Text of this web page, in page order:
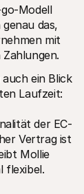
Modell
das,
mit
ein Blick
Laufzeit:
der EC-
Vertrag ist
Mollie
flexibel.